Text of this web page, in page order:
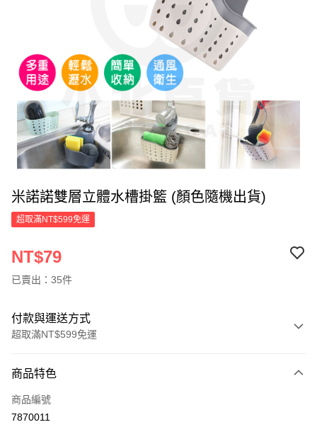
米諾諾雙層立體水槽掛籃 (顏色隨機出貨)
超取滿NT$599免運
NT$79
已賣出：35件
付款與運送方式
超取滿NT$599免運
信用卡一次付款
超商取貨付款
商品特色
商品編號
7870011